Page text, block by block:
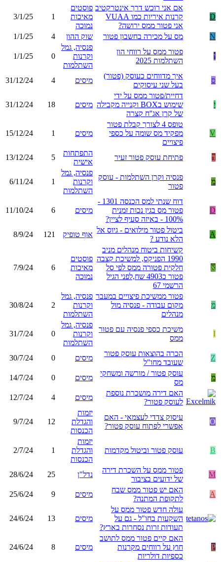
D
אם אני רוכש דרך אינטרקטיב
קרנות איריות כמו VUAA
אני פטור ממס ירושה?
פוסטים
מאיכות
נמוכה
1
3/1/25
N מס על מכירה בחשבון פטור שוק ההון 4
1/1/25
י
פטור ממס על רווחי הון
השתלמות 2025
פנסיה, גמל
וקרנות
השתלמות
0
1/1/25
ס
איך מדווחים כעוסק (פטור)
בעל שני עיסוקים
מיסים 4
31/12/24
י
דחיית/פטור ממס על ידי
שימוש בBOX וקנייה מקבילה
של קרן אג''ח קצרה
מיסים 18
31/12/24
V
טופס 4 לצורך קבלת פטור
מפקיד מס שומה על כספי
פיצויים
מיסים 1
15/12/24
ד פתיחת עוסק פטור זעיר
התפתחות
אישית
5
13/12/24
מ
פנסיה וקרן השתלמות - עוסק
פטור
פנסיה, גמל
וקרנות
השתלמות
1
6/11/24
D
דוח שנתי למס הכנסה 1301 -
פטור מס בגין נכות זמנית
100% - באיזה סעיף לציין?
מיסים 6
11/10/24
A
ביטול פטור מילואים - גיוס אל
הלא נודע ?
אוף טופיק 121
8/9/24
א
קשיחות ביטוח מנהלים מניב
1990 הפניקס, למשיכת קצבה
חלקית פטורה ממס לפי סל
פטור כ4903 שח,לפני הגיל
הרשמי 67
פוסטים
מאיכות
נמוכה
6
7/9/24
מ
פטור ממשיכת פיצויים במעבר
מקום עבודה - פנסיה מול
מנהלים
פנסיה, גמל
וקרנות
השתלמות
2
30/8/24
I
משיכת כספי פנסיה עם פטור
ממס
פנסיה, גמל
וקרנות
השתלמות
0
31/7/24
Z
הכרה בהוצאות עוסק פטור
שעובד מחו"ל
מיסים 0
30/7/24
מ
עוסק פטור / מורשה ומשחקי
מס
מיסים 0
14/7/24
האם דירה מושכרת נוספת
לעוסק פטור?
מיסים 4
12/7/24
O
עיסוק צדדי לעצמאי - האם
אפשרי לפתוח עוסק פטור?
יזמות
והגדלת
הכנסות
12
9/7/24
B עוסק פטור וביטול מקדמות
יזמות
והגדלת
הכנסות
1
2/7/24
M
פטור ממס על השכרת דירה
של ידועים בציבור
נדל"ן 25
28/6/24
A
האם יש פטור ממס שבח
לתקופת המתנה?
מיסים 9
25/6/24
עולה חדש פטור ממס על
השקעות בחו"ל - גם על
תעודות זרות נסחרות בארץ?
מיסים 13
24/6/24
P
האם קיים פטור ממס לתושב
חוץ על רווחים מקרנות
כספיות דולריות
מיסים 8
24/6/24